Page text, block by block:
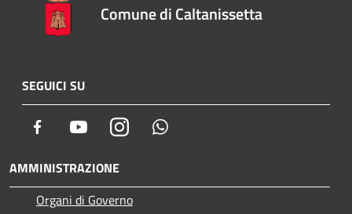
Comune di Caltanissetta
SEGUICI SU
Facebook YoutubeInstagram
AMMINISTRAZIONE
Organi di Governo